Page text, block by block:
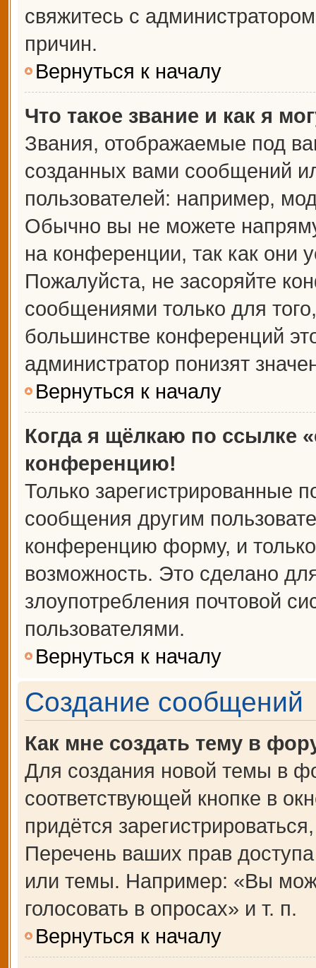
свяжитесь с
причин.
Вернуться к началу
Что такое звание и как я
Звания, отображаемые под
созданных вами сообщений
пользователей: например,
Обычно вы не можете
на конференции, так как они
Пожалуйста, не засоряйте
сообщениями только для
большинстве конференций
администратор понизят
Вернуться к началу
Когда я щёлкаю по ссылке
конференцию!
Только зарегистрированные
сообщения другим
конференцию форму, и
возможность. Это сделано
злоупотребления почтовой
пользователями.
Вернуться к началу
Создание сообщений
Как мне создать тему в
Для создания новой темы в
соответствующей кнопке в
придётся
Перечень ваших прав
или темы. Например: «Вы
голосовать в опросах» и т. п.
Вернуться к началу